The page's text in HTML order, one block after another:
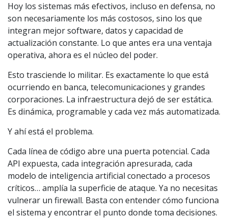
Hoy los sistemas más efectivos, incluso en defensa, no
son necesariamente los más costosos, sino los que
integran mejor software, datos y capacidad de
actualización constante. Lo que antes era una ventaja
operativa, ahora es el núcleo del poder.
Esto trasciende lo militar. Es exactamente lo que está
ocurriendo en banca, telecomunicaciones y grandes
corporaciones. La infraestructura dejó de ser estática.
Es dinámica, programable y cada vez más automatizada.
Y ahí está el problema.
Cada línea de código abre una puerta potencial. Cada
API expuesta, cada integración apresurada, cada
modelo de inteligencia artificial conectado a procesos
críticos… amplía la superficie de ataque. Ya no necesitas
vulnerar un firewall. Basta con entender cómo funciona
el sistema y encontrar el punto donde toma decisiones.